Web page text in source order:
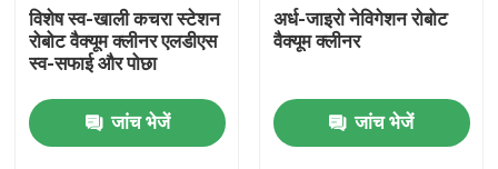
वीडियो
हमारे बारे में
विशेष स्व-खाली कचरा स्टेशन
रोबोट वैक्यूम क्लीनर एलडीएस
स्व-सफाई और पोछा
जांच भेजें
अर्ध-जाइरो नेविगेशन रोबोट
वैक्यूम क्लीनर
जांच भेजें